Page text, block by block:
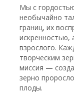
Мы с
необычайно
границ, их
искренностью,
взрослого.
творческим
миссия —
зерно
плоды.